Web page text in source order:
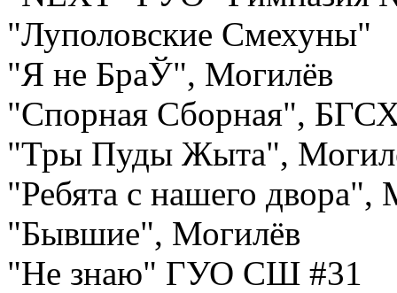
"Луполовские Смехуны"
"Я не БраЎ", Могилёв
"Спорная Сборная",
"Тры Пуды Жыта",
"Ребята с нашего двора",
"Бывшие", Могилёв
"Не знаю" ГУО СШ #31